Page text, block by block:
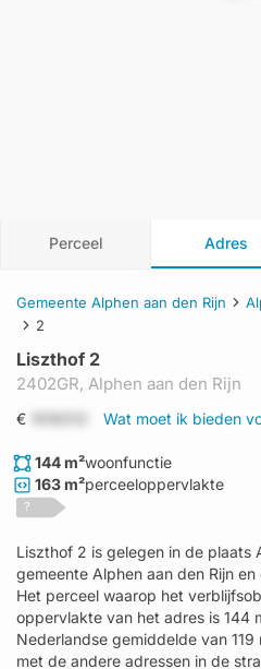
Perceel Adres
Gemeente Alphen aan den Rijn
2
Liszthof 2
2402GR, Alphen aan den Rijn
€ Wat moet ik bieden
144 m²woonfunctie
163 m²perceeloppervlakte
?
Liszthof 2 is gelegen in de plaats
gemeente Alphen aan den Rijn
Het perceel waarop het
oppervlakte van het adres is 144
Nederlandse gemiddelde van
met de andere adressen in de